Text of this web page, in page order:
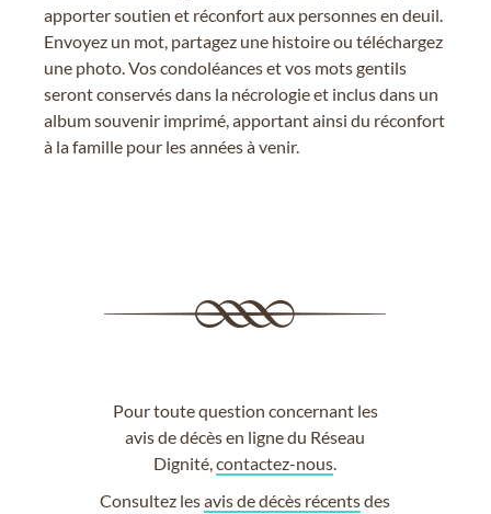
apporter soutien et réconfort aux personnes en deuil.
Envoyez un mot, partagez une histoire ou téléchargez
une photo. Vos condoléances et vos mots gentils
seront conservés dans la nécrologie et inclus dans un
album souvenir imprimé, apportant ainsi du réconfort
à la famille pour les années à venir.
Pour toute question concernant les
avis de décès en ligne du Réseau
Dignité,contactez-nous
Consultez lesavis de décès récentsdes